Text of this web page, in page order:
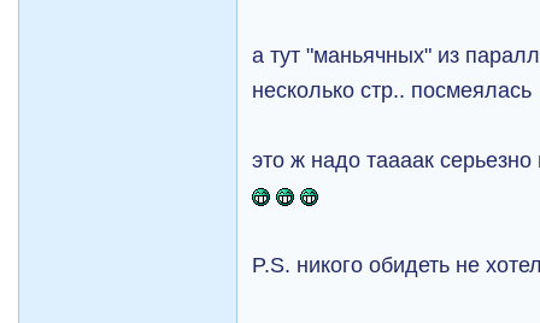
а тут "маньячных" из
несколько стр.. посмеялась
это ж надо таааак
P.S. никого обидеть не